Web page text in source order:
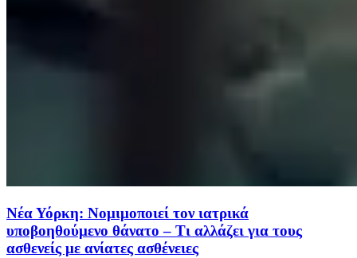
Νέα Υόρκη: Νομιμοποιεί τον ιατρικά
υποβοηθούμενο θάνατο – Τι αλλάζει για τους
ασθενείς με ανίατες ασθένειες